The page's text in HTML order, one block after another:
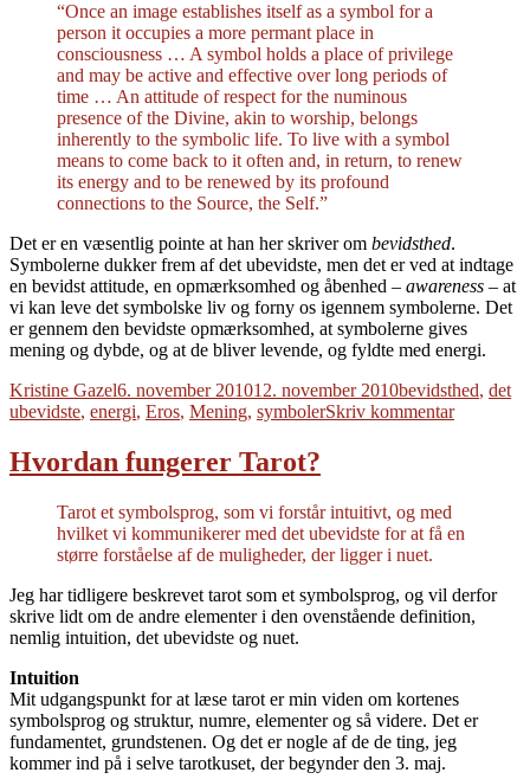
“Once an image establishes itself as a symbol for a
person it occupies a more permant place in
consciousness … A symbol holds a place of privilege
and may be active and effective over long periods of
time … An attitude of respect for the numinous
presence of the Divine, akin to worship, belongs
inherently to the symbolic life. To live with a symbol
means to come back to it often and, in return, to renew
its energy and to be renewed by its profound
connections to the Source, the Self.”
Det er en væsentlig pointe at han her skriver om bevidsthed.
Symbolerne dukker frem af det ubevidste, men det er ved at indtage
en bevidst attitude, en opmærksomhed og åbenhed – awareness – at
vi kan leve det symbolske liv og forny os igennem symbolerne. Det
er gennem den bevidste opmærksomhed, at symbolerne gives
mening og dybde, og at de bliver levende, og fyldte med energi.
Forfatter
Kristine GazelUdgivet
6. november 201012. november 2010Tags
bevidsthed, det
ubevidste, energi, Eros, Mening, symbolerSkriv kommentartil
Hvordan fungerer Tarot?
Tarot et symbolsprog, som vi forstår intuitivt, og med
hvilket vi kommunikerer med det ubevidste for at få en
større forståelse af de muligheder, der ligger i nuet.
Jeg har tidligere beskrevet tarot som et symbolsprog, og vil derfor
skrive lidt om de andre elementer i den ovenstående definition,
nemlig intuition, det ubevidste og nuet.
Intuition
Mit udgangspunkt for at læse tarot er min viden om kortenes
symbolsprog og struktur, numre, elementer og så videre. Det er
fundamentet, grundstenen. Og det er nogle af de de ting, jeg
kommer ind på i selve tarotkuset, der begynder den 3. maj.